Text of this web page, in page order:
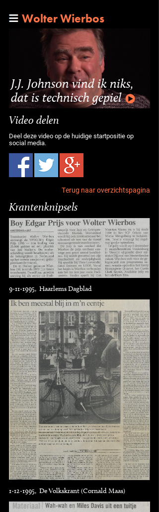
Wolter Wierbos
J.J. Johnson vind ik niks,
dat is technisch gepiel
Video delen
Deel deze video op de huidige startpositie op
social media.
Terug naar overzichtspagina
Krantenknipsels
9-11-1995, Haarlems Dagblad
1-12-1995, De Volkskrant (Cornald Maas)